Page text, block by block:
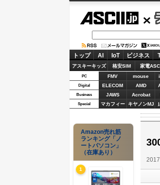
デ
トップ AI IoT ビジネス
アスキーキッズ 格安SIM 家電
PC FMV mouse
Digital ELECOM AMD
Business JAWS Acrobat
Special マカフィー キヤノンMJ
Amazon売れ筋
ランキング「ノ
ートパソコン」
（在庫あり）
1